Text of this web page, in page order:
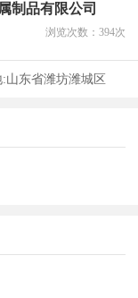
制品有限公司
浏览次数： 394次
山东省潍坊潍城区